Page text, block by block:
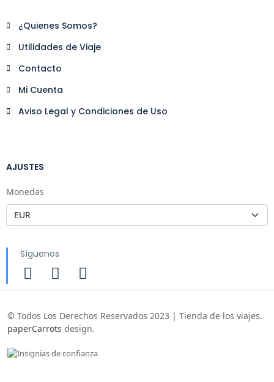
¿Quienes Somos?
Utilidades de Viaje
Contacto
Mi Cuenta
Aviso Legal y Condiciones de Uso
AJUSTES
Monedas
Síguenos
© Todos Los Derechos Reservados 2023 | Tienda de los viajes.
paperCarrots design.